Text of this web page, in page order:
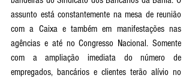
assunto está constantemente na mesa de reunião
com a Caixa e também em manifestações nas
agências e até no Congresso Nacional. Somente
com a ampliação imediata do número de
empregados, bancários e clientes terão alívio no